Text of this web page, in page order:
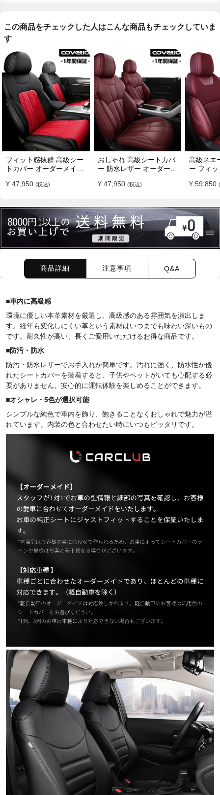
この商品をチェックした人はこんな商品もチェックしていま
す
フィット感抜群 高級シー
トカバー オーダーメイド
全席セット
¥ 47,950 (税込)
おしゃれ 高級シートカバ
ー 防水レザー オーダーメ
全席セット
¥ 47,950 (税込)
高級スエ
ー フィ
全席セッ
¥ 59,850
商品詳細 注意事項 Q&A
■車内に高級感
環境に優しい本革素材を厳選し、高級感のある雰囲気を演出しま
す。経年も変化しにくい革という素材はいつまでも味わい深いもの
です。耐久性が高い、長くご愛用いただけるお得な商品です。
■防汚・防水
防汚・防水レザーでお手入れが簡単です。汚れに強く、防水性が優
れたシートカバーを装着すると、子供やペットがいても心配する必
要がありません。安心的に運転体験を楽しめることができます。
■オシャレ・5色が選択可能
シンプルな純色で車内を飾り、飽きることなくおしゃれで魅力が溢
れています。内装の色と合わせたい時にいつもピッタリです。